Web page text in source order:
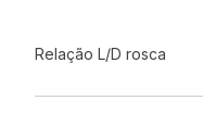
Relação L/D rosca